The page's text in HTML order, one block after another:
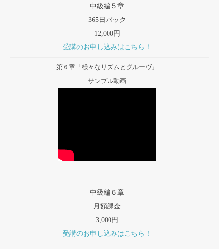
中級編５章
365日パック
12,000円
受講のお申し込みはこちら！
第６章「様々なリズムとグルーヴ」
サンプル動画
中級編６章
月額課金
3,000円
受講のお申し込みはこちら！